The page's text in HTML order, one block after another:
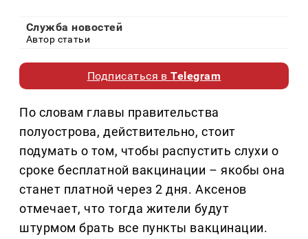
Служба новостей
Автор статьи
Подписаться вTelegram
По словам главы правительства
полуострова, действительно, стоит
подумать о том, чтобы распустить слухи о
сроке бесплатной вакцинации – якобы она
станет платной через 2 дня. Аксенов
отмечает, что тогда жители будут
штурмом брать все пункты вакцинации.